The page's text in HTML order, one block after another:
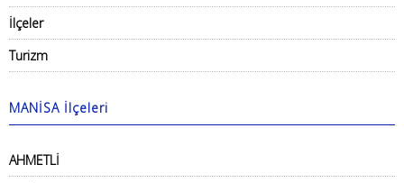
İlçeler
Turizm
MANİSA İlçeleri
AHMETLİ